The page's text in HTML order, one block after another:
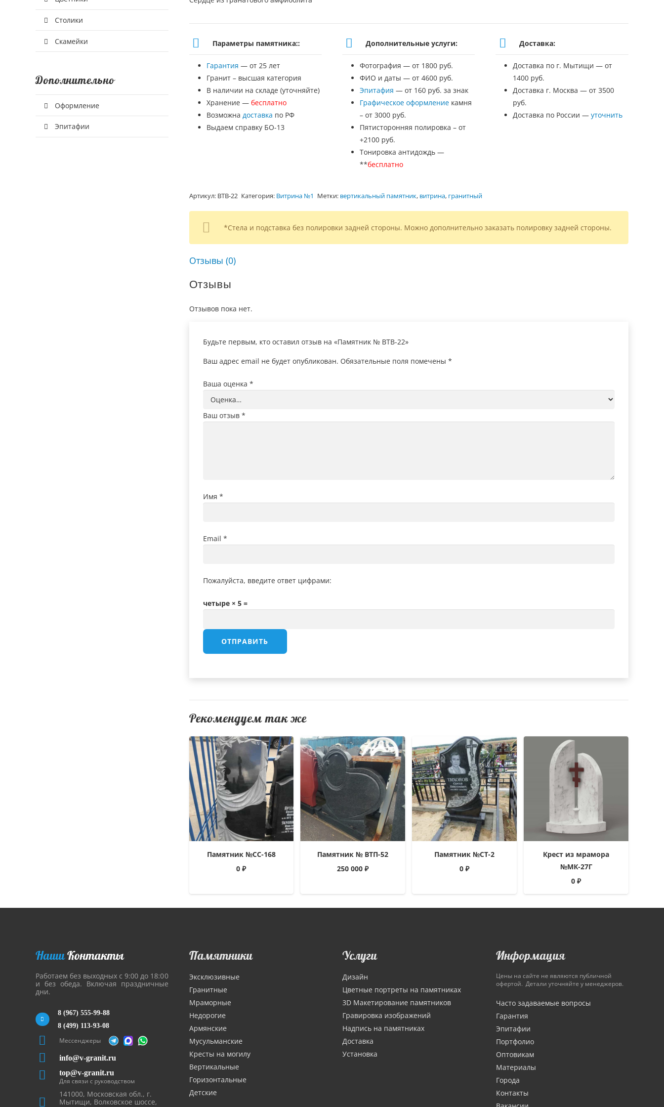
Столики
Скамейки
Дополнительно
Оформление
Эпитафии
Параметры памятника::
Гарантия — от 25 лет
Гранит – высшая категория
В наличии на складе (уточняйте)
Хранение — бесплатно
Возможна доставка по РФ
Выдаем справку БО-13
Дополнительные услуги:
Фотография — от 1800 руб.
ФИО и даты — от 4600 руб.
Эпитафия — от 160 руб. за знак
Графическое оформлениекамня
– от 3000 руб.
Пятисторонняя полировка – от
+2100 руб.
Тонировка антидождь —
**бесплатно
Доставка:
Доставка по г. Мытищи — от
1400 руб.
Доставка г. Москва — от 3500
руб.
Доставка по России —уточнить
Артикул: ВТВ-22 Категория: Витрина №1 Метки: вертикальный памятник, витрина, гранитный
*Стела и подставка без полировки задней стороны. Можно дополнительно заказать полировку задней стороны.
Отзывы (0)
Отзывы
Отзывов пока нет.
Будьте первым, кто оставил отзыв на «Памятник № ВТВ-22»
Ваш адрес email не будет опубликован. Обязательные поля помечены *
Ваша оценка *
Ваш отзыв *
Имя *
Email *
Пожалуйста, введите ответ цифрами:
четыре × 5 =
Рекомендуем так же
Памятник №СС-168
0₽
Памятник № ВТП-52
250 000₽
Памятник №СТ-2
0₽
Крест из мрамора
№МК-27Г
0₽
НашиКонтакты
Работаем без выходных с 9:00 до 18:00
и без обеда. Включая праздничные
дни.
8 (967) 555-99-88
8 (499) 113-93-08
Мессенджеры
info@v-granit.ru
top@v-granit.ru
Для связи с руководством
141000, Московская обл., г.
Мытищи, Волковское шоссе,
Памятники
Эксклюзивные
Гранитные
Мраморные
Недорогие
Армянские
Мусульманские
Кресты на могилу
Вертикальные
Горизонтальные
Детские
Услуги
Дизайн
Цветные портреты на памятниках
3D Макетирование памятников
Гравировка изображений
Надпись на памятниках
Доставка
Установка
Информация
Цены на сайте не являются публичной
офертой. Детали уточняйте у менеджеров.
Часто задаваемые вопросы
Гарантия
Эпитафии
Портфолио
Оптовикам
Материалы
Города
Контакты